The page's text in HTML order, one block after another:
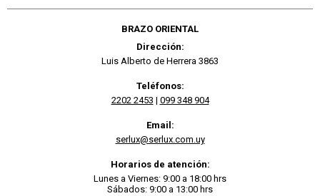
BRAZO ORIENTAL
Dirección:
Luis Alberto de Herrera 3863
Teléfonos:
2202 2453 | 099 348 904
Email:
serlux@serlux.com.uy
Horarios de atención:
Lunes a Viernes: 9:00 a 18:00 hrs
Sábados: 9:00 a 13:00 hrs